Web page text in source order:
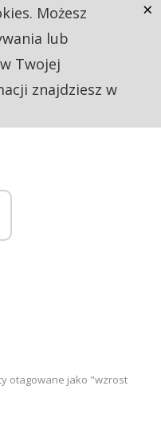
otagowane jako "wzrost
Możesz
lub
Twojej
znajdziesz w
×